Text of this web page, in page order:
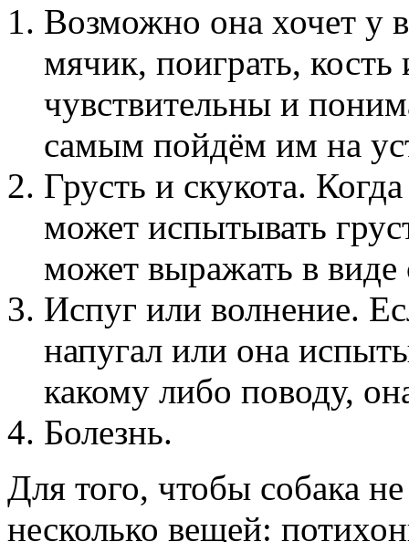
Возможно она хочет у
мячик, поиграть,
чувствительны и
самым пойдём им на
Грусть и скукота.
может испытывать
может выражать в виде
Испуг или волнение.
напугал или она
какому либо поводу,
Болезнь.
Для того, чтобы собака
несколько вещей: